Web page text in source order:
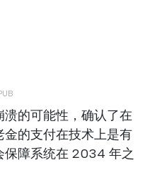
的可能性，确认了在
的支付在技术上是有
保障系统在 2034 年之